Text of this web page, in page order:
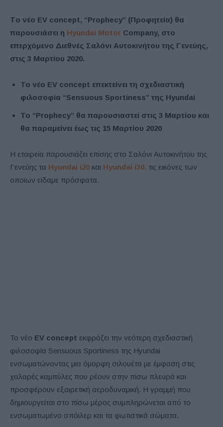
Tο νέο EV concept, “Prophecy” (Προφητεία) θα
παρουσιάσει η Hyundai Motor Company, στο
επερχόμενο Διεθνές Σαλόνι Αυτοκινήτου της Γενεύης,
στις 3 Μαρτίου 2020.
Το νέο EV concept επεκτείνει τη σχεδιαστική
φιλοσοφία “Sensuous Sportiness” της Hyundai
Το “Prophecy” θα παρουσιαστεί στις 3 Μαρτίου και
θα παραμείνει έως τις 15 Μαρτίου 2020
Η εταιρεία παρουσιάζει επίσης στο Σαλόνι Αυτοκινήτου της
Γενεύης τα Hyundai i20 και Hyundai i30, τις εικόνες των
οποίων είδαμε πρόσφατα.
Το νέο EV concept εκφράζει την νεότερη σχεδιαστική
φιλοσοφία Sensuous Sportiness της Hyundai
ενσωματώνοντας μια όμορφη σιλουέτα με έμφαση στις
χαλαρές καμπύλες που ρέουν στην πίσω πλευρά και
προσφέρουν εξαιρετική αεροδυναμική. Η γραμμή που
δημιουργείται στο πίσω μέρος συμπληρώνεται από το
ενσωματωμένο σπόιλερ και τα φωτιστικά σώματα.